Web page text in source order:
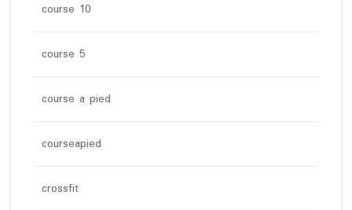
course 10
course 5
course a pied
courseapied
crossfit